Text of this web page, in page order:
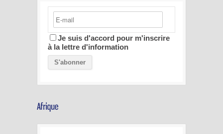
Je suis d'accord pour m'inscrire
à la lettre d'information